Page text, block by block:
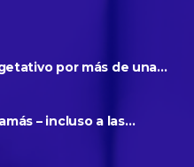
por más de una
......
– incluso a las